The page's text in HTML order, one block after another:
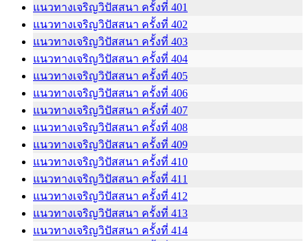
แนวทางเจริญวิปัสสนา ครั้งที่ 401
แนวทางเจริญวิปัสสนา ครั้งที่ 402
แนวทางเจริญวิปัสสนา ครั้งที่ 403
แนวทางเจริญวิปัสสนา ครั้งที่ 404
แนวทางเจริญวิปัสสนา ครั้งที่ 405
แนวทางเจริญวิปัสสนา ครั้งที่ 406
แนวทางเจริญวิปัสสนา ครั้งที่ 407
แนวทางเจริญวิปัสสนา ครั้งที่ 408
แนวทางเจริญวิปัสสนา ครั้งที่ 409
แนวทางเจริญวิปัสสนา ครั้งที่ 410
แนวทางเจริญวิปัสสนา ครั้งที่ 411
แนวทางเจริญวิปัสสนา ครั้งที่ 412
แนวทางเจริญวิปัสสนา ครั้งที่ 413
แนวทางเจริญวิปัสสนา ครั้งที่ 414